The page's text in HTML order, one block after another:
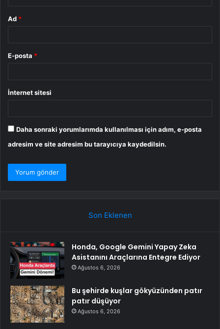
Ad *
E-posta *
İnternet sitesi
Daha sonraki yorumlarımda kullanılması için adım, e-posta
adresim ve site adresim bu tarayıcıya kaydedilsin.
Son Eklenen
Honda, Google Gemini Yapay Zeka
Asistanını Araçlarına Entegre Ediyor
Ağustos 6, 2026
Bu şehirde kuşlar gökyüzünden patır
patır düşüyor
Ağustos 6, 2026